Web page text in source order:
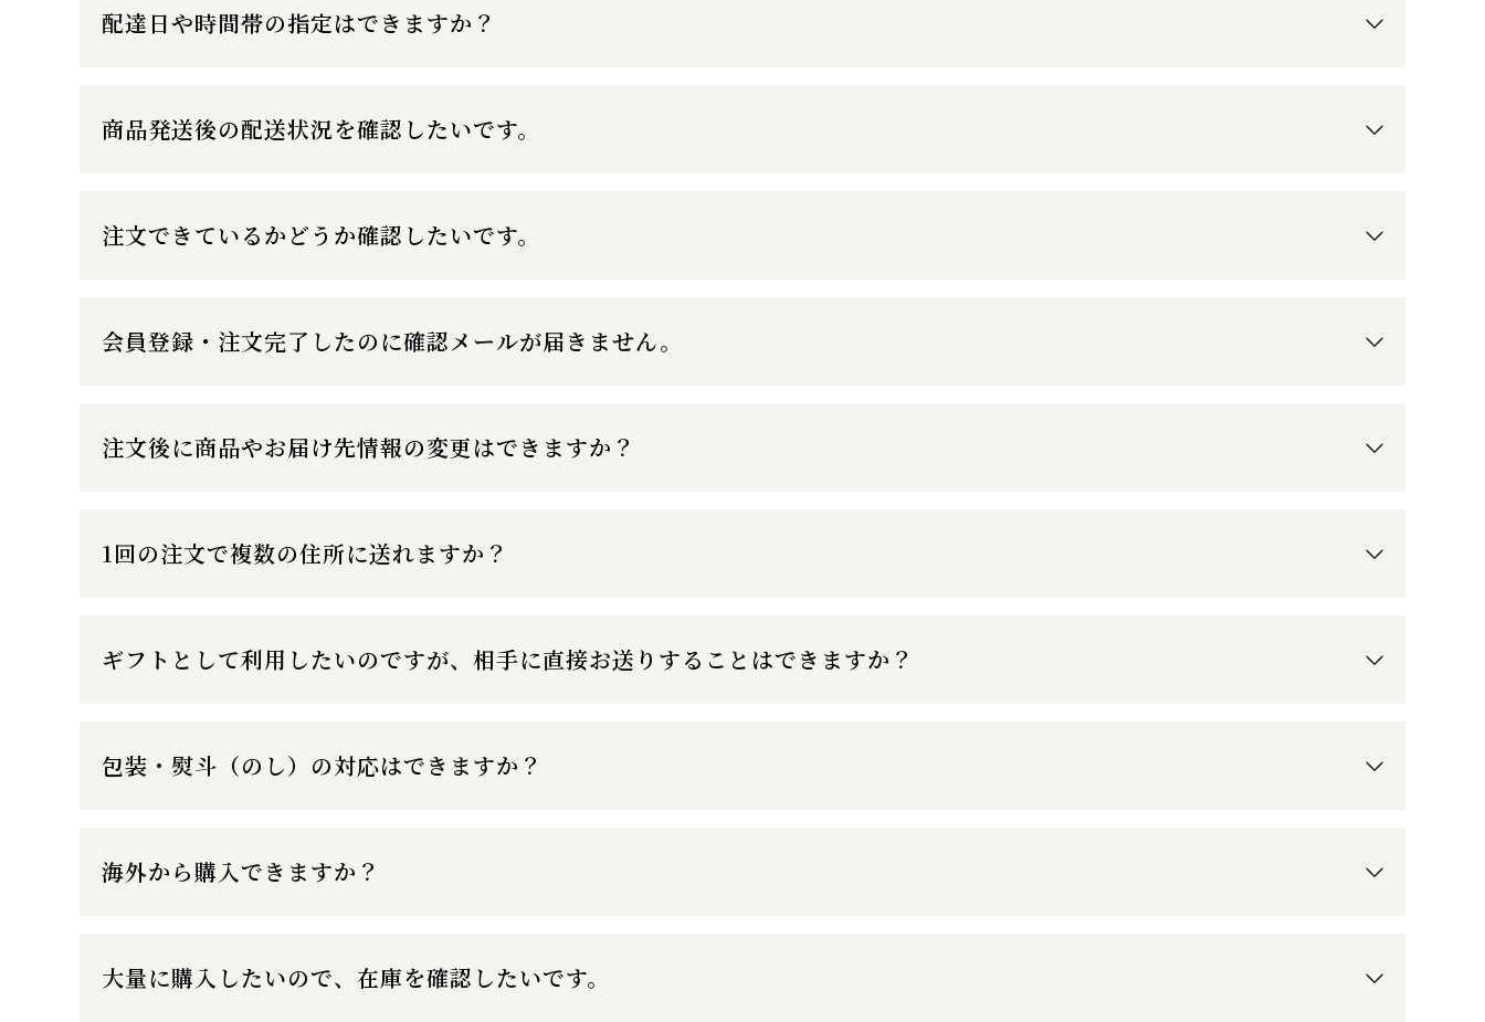
配達日や時間帯の指定はできますか？
商品発送後の配送状況を確認したいです。
注文できているかどうか確認したいです。
会員登録・注文完了したのに確認メールが届きません。
注文後に商品やお届け先情報の変更はできますか？
1回の注文で複数の住所に送れますか？
ギフトとして利用したいのですが、相手に直接お送りすることはできますか？
包装・熨斗（のし）の対応はできますか？
海外から購入できますか？
大量に購入したいので、在庫を確認したいです。